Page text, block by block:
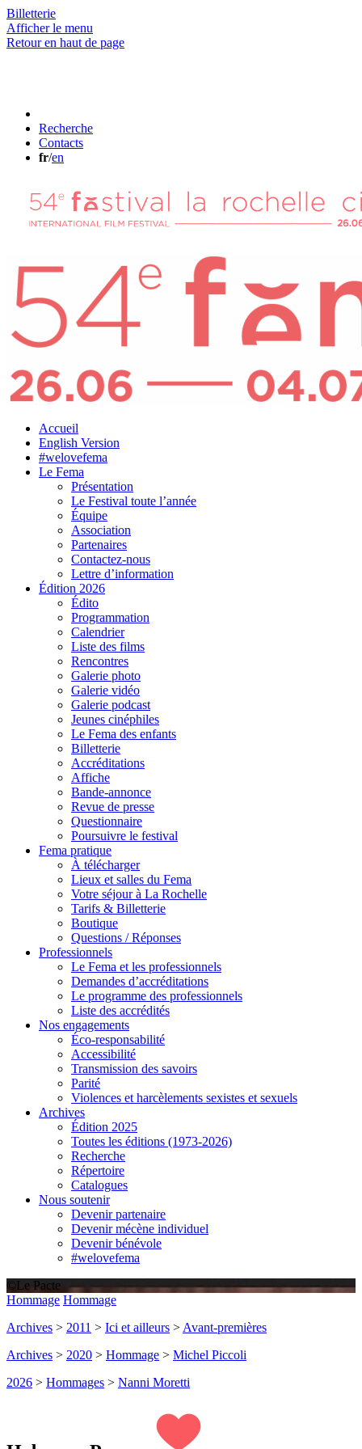
Billetterie
Afficher le menu
Retour en haut de page
Recherche
Contacts
fr/en
Accueil
English Version
#welovefema
Le Fema
Présentation
Le Festival toute l’année
Équipe
Association
Partenaires
Contactez-nous
Lettre d’information
Édition 2026
Édito
Programmation
Calendrier
Liste des films
Rencontres
Galerie photo
Galerie vidéo
Galerie podcast
Jeunes cinéphiles
Le Fema des enfants
Billetterie
Accréditations
Affiche
Bande-annonce
Revue de presse
Questionnaire
Poursuivre le festival
Fema pratique
À télécharger
Lieux et salles du Fema
Votre séjour à La Rochelle
Tarifs & Billetterie
Boutique
Questions / Réponses
Professionnels
Le Fema et les professionnels
Demandes d’accréditations
Le programme des professionnels
Liste des accrédités
Nos engagements
Éco-responsabilité
Accessibilité
Transmission des savoirs
Parité
Violences et harcèlements sexistes et sexuels
Archives
Édition 2025
Toutes les éditions (1973-2026)
Recherche
Répertoire
Catalogues
Nous soutenir
Devenir partenaire
Devenir mécène individuel
Devenir bénévole
#welovefema
©Le Pacte
Hommage Hommage
Archives > 2011 > Ici et ailleurs > Avant-premières
Archives > 2020 > Hommage > Michel Piccoli
2026 > Hommages > Nanni Moretti